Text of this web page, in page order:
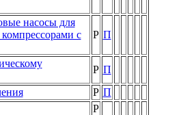
насосы для
с
Р П
Р П
Р П
Р